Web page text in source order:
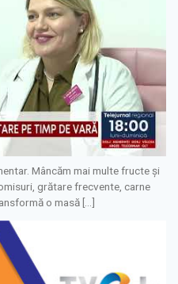
Mâncăm mai multe fructe și
grătare frecvente, carne
o masă […]